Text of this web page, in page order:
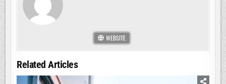
WEBSITE
Related Articles